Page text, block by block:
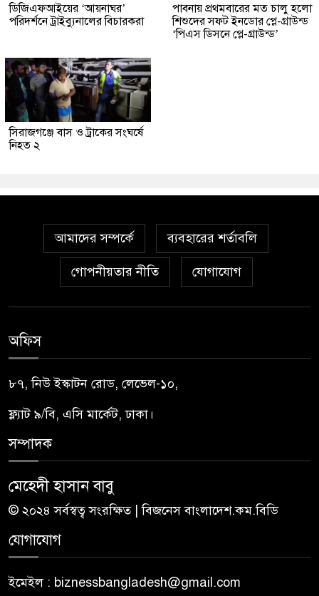
ডিজিএফআইয়ের ‘আয়নাঘর’
পরিদর্শনে ট্রাইব্যুনালের বিচারকরা
পাবনায় প্রথমবারের মত চালু হলো
শিশুদের সফট ইনডোর প্লে-গ্রাউন্ড
‘পিএস ডিসনে প্লে-গ্রাউন্ড’
সিরাজগঞ্জে বাস ও ট্রাকের সংঘর্ষে
নিহত ২
আমাদের সম্পর্কে ব্যবহারের শর্তাবলি
গোপনীয়তার নীতি যোগাযোগ
অফিস
৮৭, নিউ ইস্কাটন রোড, লেভেল-১০,
ফ্ল্যাট ৯/বি, এসি মার্কেট, ঢাকা।
সম্পাদক
মেহেদী হাসান বাবু
© ২০২৪ সর্বস্বত্ব সংরক্ষিত | বিজনেস বাংলাদেশ.কম.বিডি
যোগাযোগ
ইমেইল : biznessbangladesh@gmail.com